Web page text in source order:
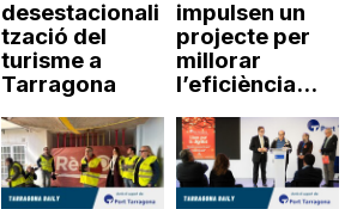
desestacionali
tzació del
turisme a
Tarragona
impulsen un
projecte per
millorar
l’eficiència...